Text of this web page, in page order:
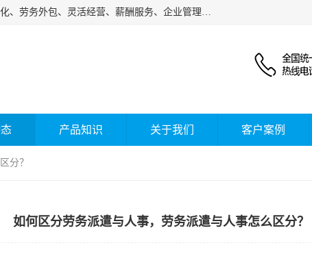
济南邦孚服务外包有限公司是专业从事灵活用工、人事代理、业务外包,社税优化、劳务外包、灵活经营、薪酬服务、企业管理咨询等的全国性的服务外包机构，邦孚人力—合法合规的灵活用工、人力外包、劳务派遣、共享经济财税优化专家，是国内提供企业人力资源综合解决方案有影响的人力资源公司之一。
产品知识 关于我们 客户案例
分？
如何区分劳务派遣与人事，劳务派遣与人事怎么区分？